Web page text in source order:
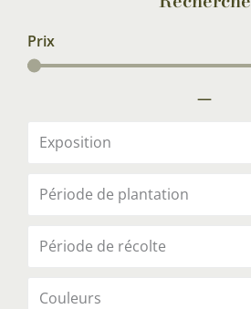
Prix
—
Exposition
Période de plantation
Période de récolte
Couleurs